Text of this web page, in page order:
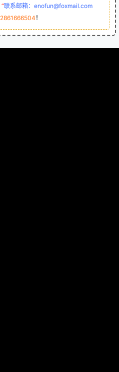
“联系邮箱：enofun@foxmail.com
2861666504 ！